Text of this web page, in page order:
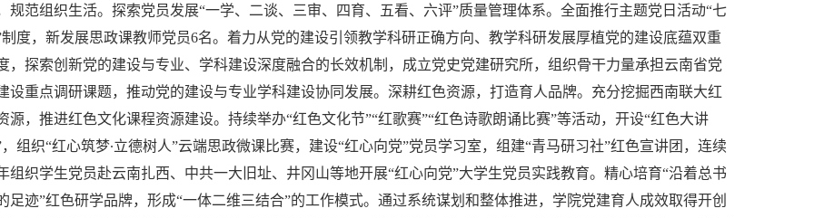
规范组织生活。探索党员发展“一学、二谈、三审、四育、五看、六评”质量管理体系。全面推行主题党日活动“七
制度，新发展思政课教师党员6名。着力从党的建设引领教学科研正确方向、教学科研发展厚植党的建设底蕴双重
，探索创新党的建设与专业、学科建设深度融合的长效机制，成立党史党建研究所，组织骨干力量承担云南省党
设重点调研课题，推动党的建设与专业学科建设协同发展。深耕红色资源，打造育人品牌。充分挖掘西南联大红
源，推进红色文化课程资源建设。持续举办“红色文化节”“红歌赛”“红色诗歌朗诵比赛”等活动，开设“红色大讲
，组织“红心筑梦∙立德树人”云端思政微课比赛，建设“红心向党”党员学习室，组建“青马研习社”红色宣讲团，连续
组织学生党员赴云南扎西、中共一大旧址、井冈山等地开展“红心向党”大学生党员实践教育。精心培育“沿着总书
足迹”红色研学品牌，形成“一体二维三结合”的工作模式。通过系统谋划和整体推进，学院党建育人成效取得开创